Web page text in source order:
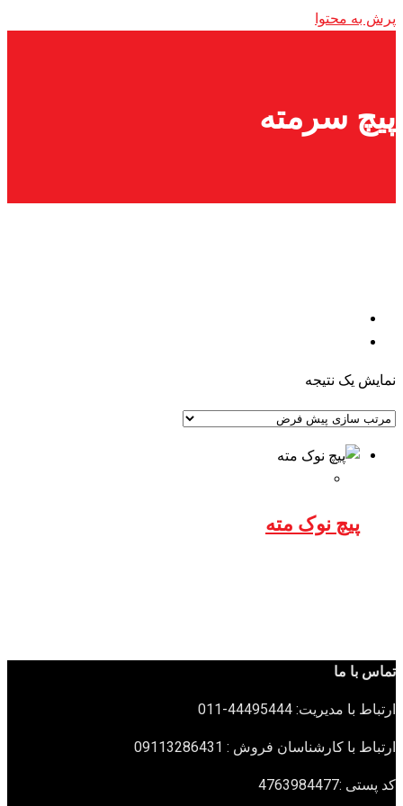
پرش به محتوا
پیچ سرمته
نمایش یک نتیجه
پیچ نوک مته
تماس با ما
ارتباط با مدیریت: 44495444-011
ارتباط با کارشناسان فروش : 09113286431
کد پستی :4763984477